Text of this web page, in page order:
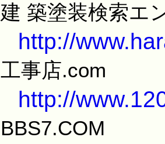
建 築塗装検索エ
http://
工事店.com
http://
BBS7.COM